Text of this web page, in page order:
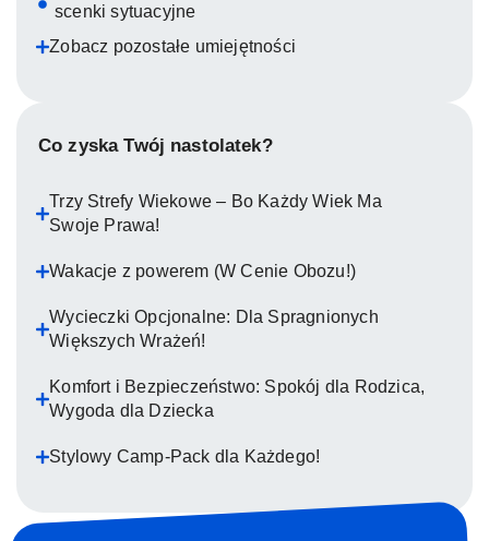
scenki sytuacyjne
Zobacz pozostałe umiejętności
Co zyska Twój nastolatek?
Trzy Strefy Wiekowe – Bo Każdy Wiek Ma
Swoje Prawa!
Wakacje z powerem (W Cenie Obozu!)
Wycieczki Opcjonalne: Dla Spragnionych
Większych Wrażeń!
Komfort i Bezpieczeństwo: Spokój dla Rodzica,
Wygoda dla Dziecka
Stylowy Camp-Pack dla Każdego!